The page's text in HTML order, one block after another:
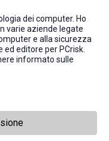
dei computer. Ho
varie aziende legate
e alla sicurezza
editore per PCrisk.
informato sulle